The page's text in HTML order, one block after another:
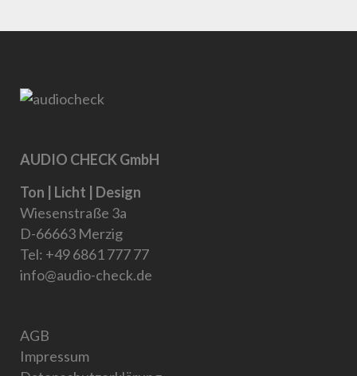
AUDIO CHECK GmbH
Ton | Licht | Design
Wiesenstraße 3a
D-66663 Merzig
Tel: +49 6861 777 77
info@audio-check.de
AGB
Impressum